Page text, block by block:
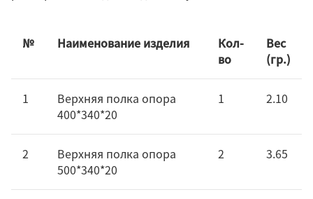
№ Наименование изделия
Кол-
во
Вес
(гр.)
1
Верхняя полка опора
400*340*20
1 2.10
2
Верхняя полка опора
500*340*20
2 3.65